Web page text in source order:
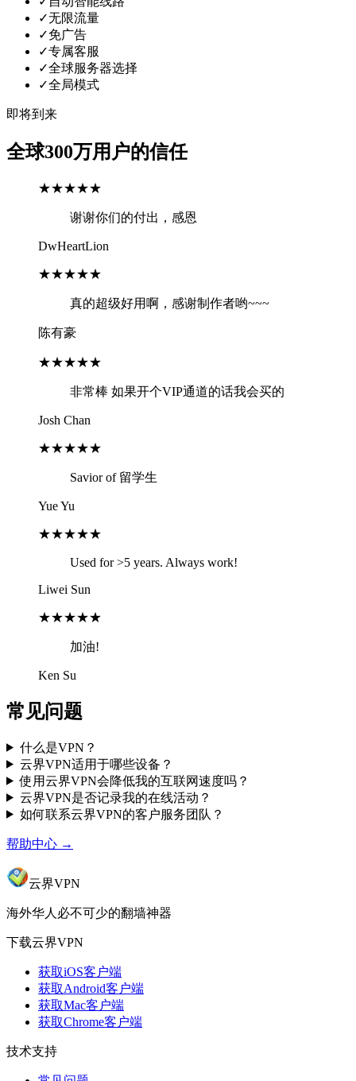
✓无限流量
✓免广告
✓专属客服
✓全球服务器选择
✓全局模式
即将到来
全球300万用户的信任
★★★★★
谢谢你们的付出，感恩
DwHeartLion
★★★★★
真的超级好用啊，感谢制作者哟~~~
陈有豪
★★★★★
非常棒 如果开个VIP通道的话我会买的
Josh Chan
★★★★★
Savior of 留学生
Yue Yu
★★★★★
Used for >5 years. Always work!
Liwei Sun
★★★★★
加油!
Ken Su
常见问题
什么是VPN？
云界VPN适用于哪些设备？
使用云界VPN会降低我的互联网速度吗？
云界VPN是否记录我的在线活动？
如何联系云界VPN的客户服务团队？
帮助中心 →
云界VPN
海外华人必不可少的翻墙神器
下载云界VPN
获取iOS客户端
获取Android客户端
获取Mac客户端
获取Chrome客户端
技术支持